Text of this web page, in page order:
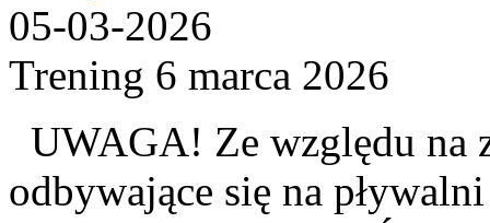
05-03-2026
Trening 6 marca 2026
UWAGA! Ze względu na
odbywające się na